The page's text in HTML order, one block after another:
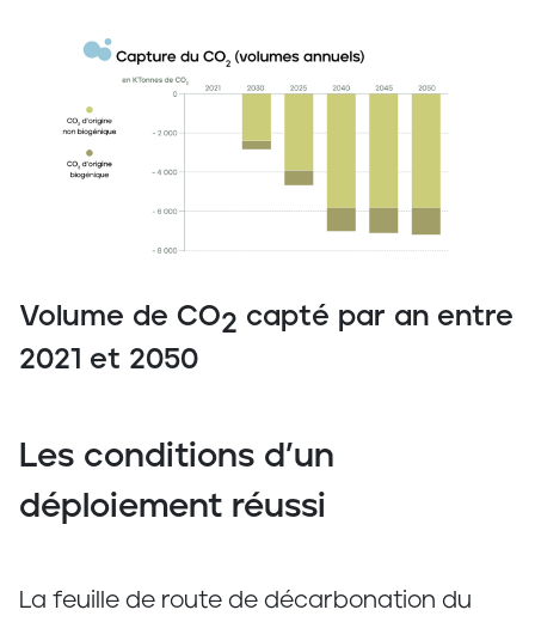
Volume de CO2 capté par an entre
2021 et 2050
Les conditions d’un
déploiement réussi
La feuille de route de décarbonation du